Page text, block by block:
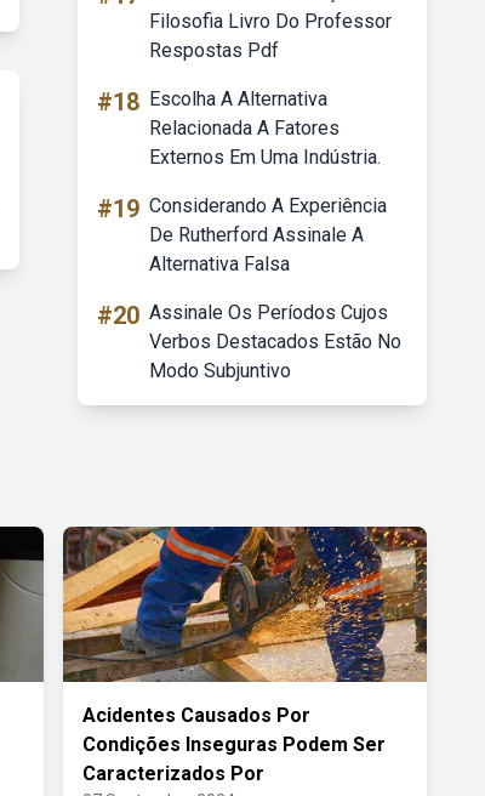
Filosofia Livro Do Professor
Respostas Pdf
#18 Escolha A Alternativa
Relacionada A Fatores
Externos Em Uma Indústria.
#19 Considerando A Experiência
De Rutherford Assinale A
Alternativa Falsa
#20 Assinale Os Períodos Cujos
Verbos Destacados Estão No
Modo Subjuntivo
Acidentes Causados Por
Condições Inseguras Podem Ser
Caracterizados Por